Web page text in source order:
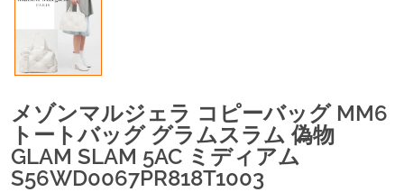
メゾンマルジェラ コピーバッグ MM6
トートバッグ グラムスラム 偽物
GLAM SLAM 5AC ミディアム
S56WD0067PR818T1003